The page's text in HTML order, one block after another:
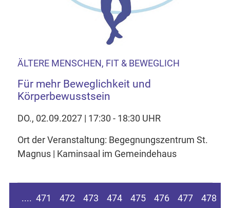
ÄLTERE MENSCHEN, FIT & BEWEGLICH
Für mehr Beweglichkeit und
Körperbewusstsein
DO., 02.09.2027 | 17:30 - 18:30 UHR
Ort der Veranstaltung: Begegnungszentrum St.
Magnus | Kaminsaal im Gemeindehaus
Seite springen
Zur vorherigen Seite
.... 471 472 473 474 475 476 477 478